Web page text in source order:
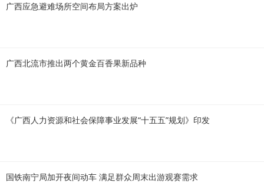
广西应急避难场所空间布局方案出炉
广西北流市推出两个黄金百香果新品种
《广西人力资源和社会保障事业发展“十五五”规划》印发
国铁南宁局加开夜间动车 满足群众周末出游观赛需求